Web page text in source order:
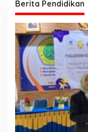
Berita Pendidikan